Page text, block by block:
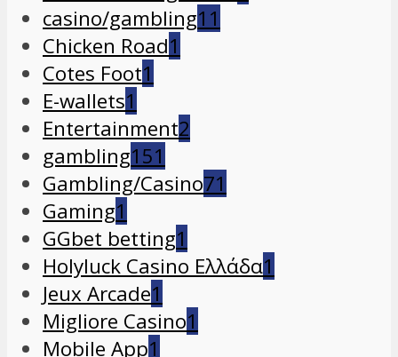
casino/gambling11
Chicken Road1
Cotes Foot1
E-wallets1
Entertainment2
gambling151
Gambling/Casino71
Gaming1
GGbet betting1
Holyluck Casino Ελλάδα1
Jeux Arcade1
Migliore Casino1
Mobile App1